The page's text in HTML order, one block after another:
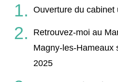
Ouverture du
Retrouvez-moi au
Magny-les-Hameaux
2025